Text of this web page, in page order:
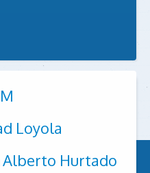
Loyola
Alberto Hurtado